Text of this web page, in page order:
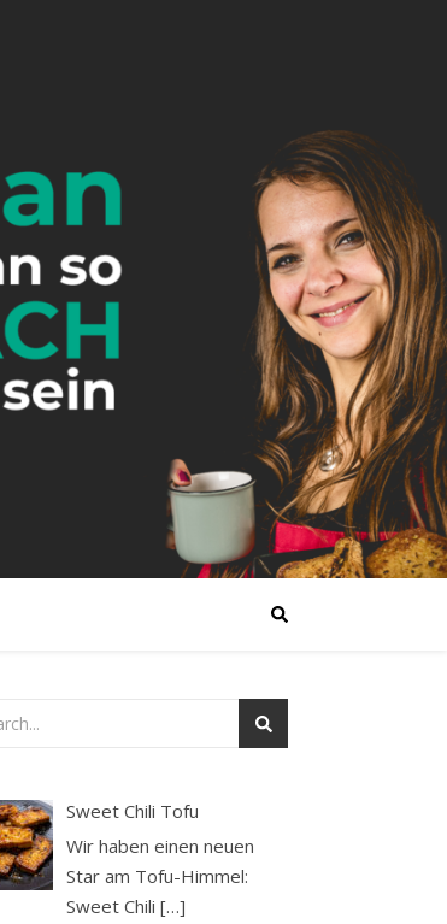
Sweet Chili Tofu
Wir haben einen neuen
Star am Tofu-Himmel:
Sweet Chili[…]